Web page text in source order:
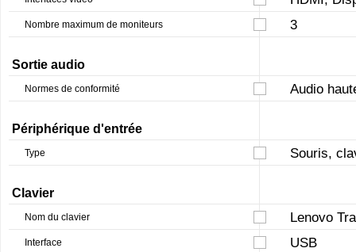
Nombre maximum de moniteurs 3
Sortie audio
Normes de conformité Audio
Périphérique d'entrée
Type Souris,
Clavier
Nom du clavier Lenovo
Interface USB